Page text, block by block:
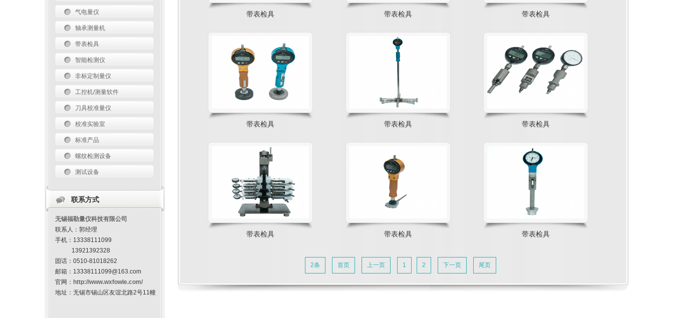
气电量仪
轴承测量机
带表检具
智能检测仪
非标定制量仪
工控机/测量软件
刀具校准量仪
校准实验室
标准产品
螺纹检测设备
测试设备
联系方式
无锡福勒量仪科技有限公司
联系人：郭经理
手机：13338111099
13921392328
固话：0510-81018262
邮箱：13338111099@163.com
官网： http://www.wxfowle.com/
地址：无锡市锡山区友谊北路2号11幢
带表检具 带表检具 带表检具
带表检具 带表检具 带表检具
带表检具 带表检具 带表检具
2条 首页 上一页 1 2 下一页 尾页